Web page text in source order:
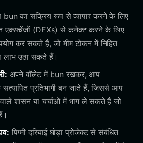
का सक्रिय रूप से व्यापार करने के लिए
एक्सचेंजों (DEXs) से कनेक्ट करने के लिए
कर सकते हैं, जो मीम टोकन में निहित
लाभ उठा सकते हैं।
अपने वॉलेट में bun रखकर, आप
प्रतिभागी बन जाते हैं, जिससे आप
वाले शासन या चर्चाओं में भाग ले सकते हैं जो
पिग्मी दरियाई घोड़ा प्रोजेक्ट से संबंधित